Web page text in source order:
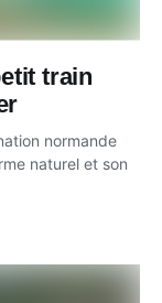
train
normande
naturel et son